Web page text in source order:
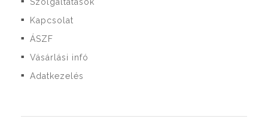
■
■ Kapcsolat
■ ÁSZF
■ Vásárlási infó
■ Adatkezelés